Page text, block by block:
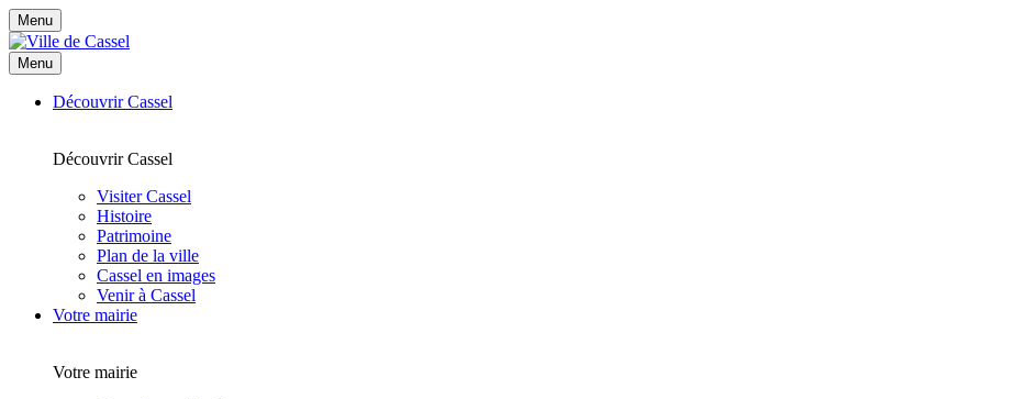
Menu
Menu
Découvrir Cassel
Découvrir Cassel
Visiter Cassel
Histoire
Patrimoine
Plan de la ville
Cassel en images
Venir à Cassel
Votre mairie
Votre mairie